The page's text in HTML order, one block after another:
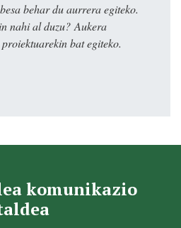
behar du aurrera egiteko.
nahi al duzu? Aukera
bat egiteko.
komunikazio